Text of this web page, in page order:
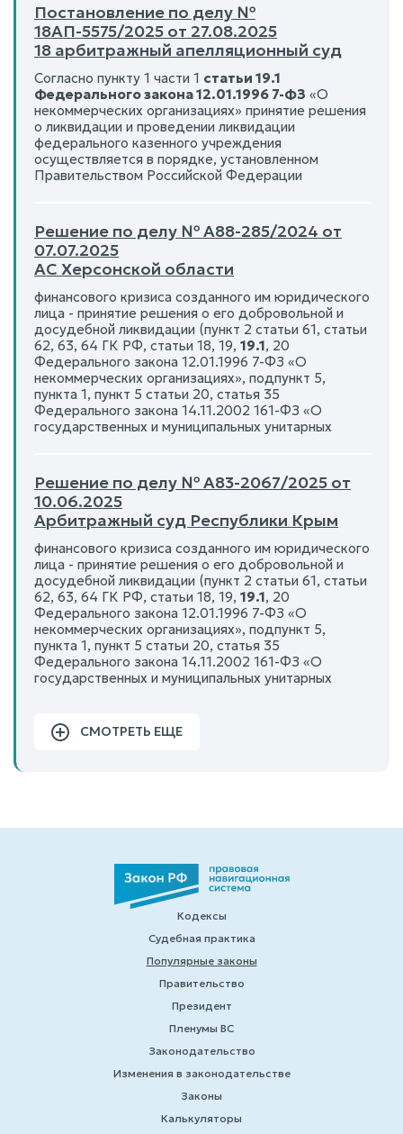
Постановление по делу №
18АП-5575/2025 от 27.08.2025
18 арбитражный апелляционный суд
Согласно пункту 1 части 1 статьи 19.1
Федерального закона 12.01.1996 7-ФЗ «О
некоммерческих организациях» принятие решения
о ликвидации и проведении ликвидации
федерального казенного учреждения
осуществляется в порядке, установленном
Правительством Российской Федерации
Решение по делу № А88-285/2024 от
07.07.2025
АС Херсонской области
финансового кризиса созданного им юридического
лица - принятие решения о его добровольной и
досудебной ликвидации (пункт 2 статьи 61, статьи
62, 63, 64 ГК РФ, статьи 18, 19, 19.1, 20
Федерального закона 12.01.1996 7-ФЗ «О
некоммерческих организациях», подпункт 5,
пункта 1, пункт 5 статьи 20, статья 35
Федерального закона 14.11.2002 161-ФЗ «О
государственных и муниципальных унитарных
Решение по делу № А83-2067/2025 от
10.06.2025
Арбитражный суд Республики Крым
финансового кризиса созданного им юридического
лица - принятие решения о его добровольной и
досудебной ликвидации (пункт 2 статьи 61, статьи
62, 63, 64 ГК РФ, статьи 18, 19, 19.1, 20
Федерального закона 12.01.1996 7-ФЗ «О
некоммерческих организациях», подпункт 5,
пункта 1, пункт 5 статьи 20, статья 35
Федерального закона 14.11.2002 161-ФЗ «О
государственных и муниципальных унитарных
СМОТРЕТЬ ЕЩЕ
Кодексы
Судебная практика
Популярные законы
Правительство
Президент
Пленумы ВС
Законодательство
Изменения в законодательстве
Законы
Калькуляторы